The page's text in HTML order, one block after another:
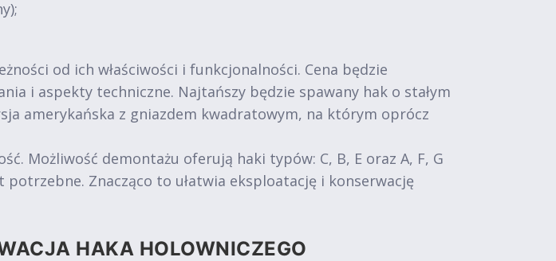
od ich właściwości i funkcjonalności. Cena będzie
i aspekty techniczne. Najtańszy będzie spawany hak o stałym
amerykańska z gniazdem kwadratowym, na którym oprócz
Możliwość demontażu oferują haki typów: C, B, E oraz A, F, G
Znacząco to ułatwia eksploatację i konserwację
HAKA HOLOWNICZEGO